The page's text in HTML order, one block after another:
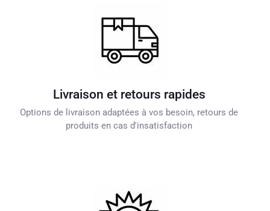
Livraison et retours rapides
Options de livraison adaptées à vos besoin, retours de
produits en cas d'insatisfaction